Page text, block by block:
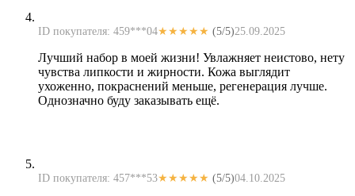
ID покупателя: 459***04★★★★★ (5/5)25.09.2025
Лучший набор в моей жизни! Увлажняет неистово, нету
чувства липкости и жирности. Кожа выглядит
ухоженно, покраснений меньше, регенерация лучше.
Однозначно буду заказывать ещё.
ID покупателя: 457***53★★★★★ (5/5)04.10.2025